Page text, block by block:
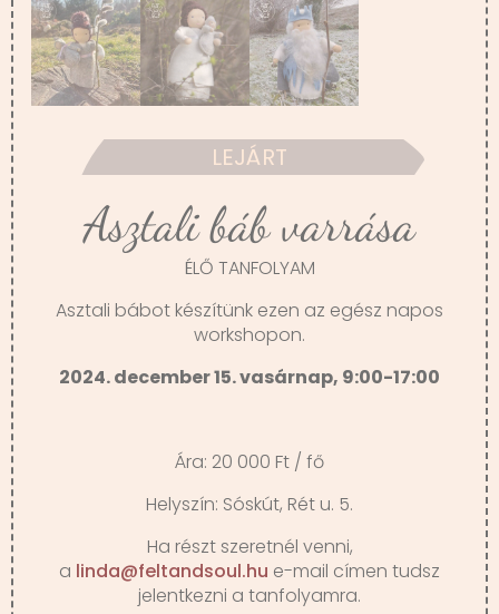
LEJÁRT
Asztali báb varrása
ÉLŐ TANFOLYAM
Asztali bábot készítünk ezen az egész napos
workshopon.
2024. december 15. vasárnap, 9:00-17:00
Ára: 20 000 Ft / fő
Helyszín: Sóskút, Rét u. 5.
Ha részt szeretnél venni,
a linda@feltandsoul.hu e-mail címen tudsz
jelentkezni a tanfolyamra.